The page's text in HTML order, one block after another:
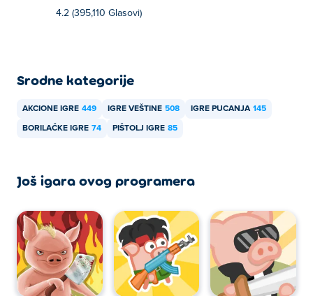
4.2 (395,110 Glasovi)
Srodne kategorije
AKCIONE IGRE 449 IGRE VEŠTINE 508 IGRE PUCANJA 145
BORILAČKE IGRE 74 PIŠTOLJ IGRE 85
Još igara ovog programera